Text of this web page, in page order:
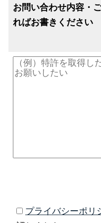
お問い合わせ内容・
ればお書きください
プライバシーポリ